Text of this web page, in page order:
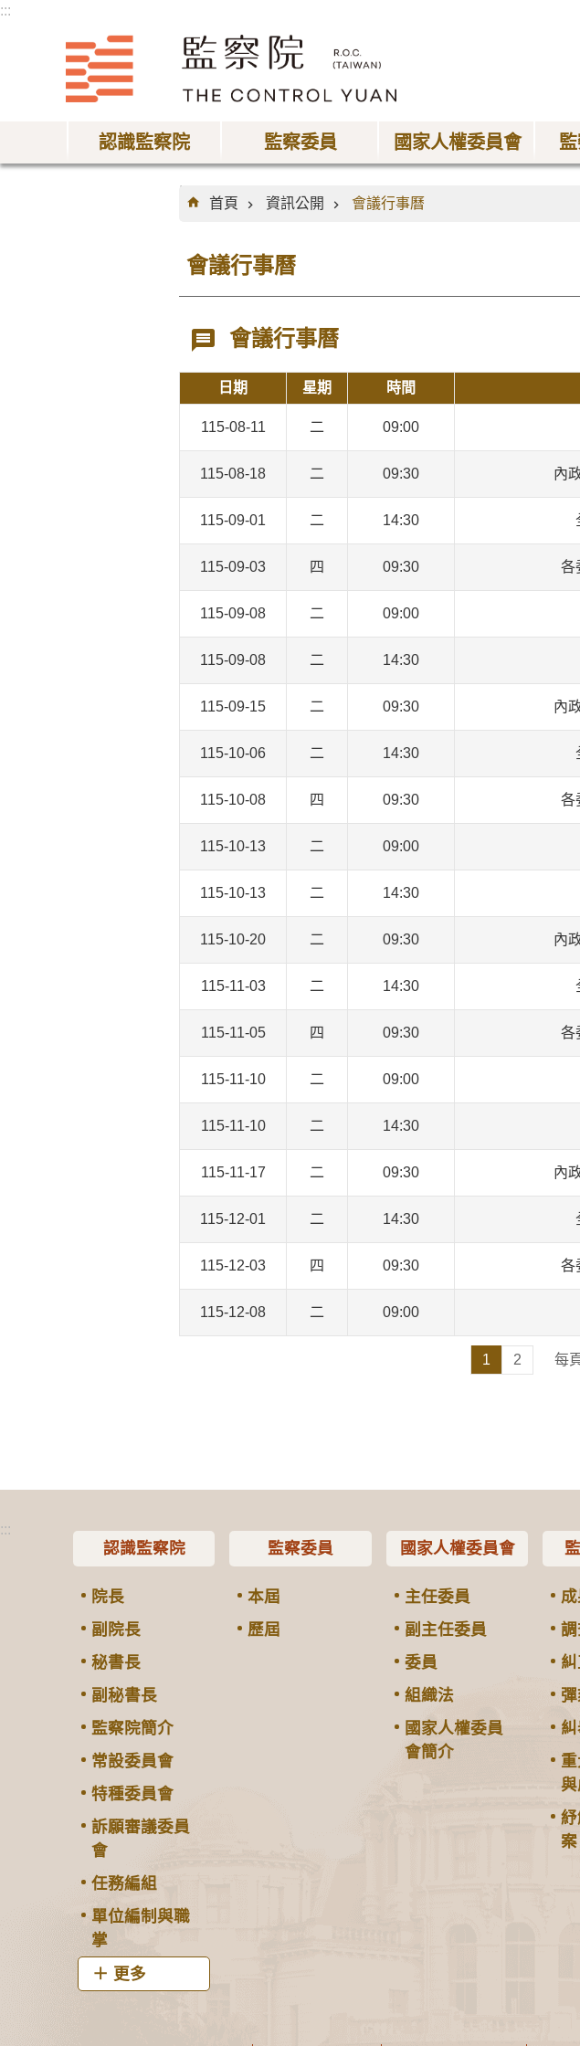
:::
認識監察院 監察委員 國家人權委員會
:::
首頁
資訊公開 會議行事曆
會議行事曆
會議行事曆
日期 星期 時間
115-08-11 二 09:00
115-08-18 二 09:30 內
115-09-01 二 14:30
115-09-03 四 09:30 各
115-09-08 二 09:00
115-09-08 二 14:30
115-09-15 二 09:30 內
115-10-06 二 14:30
115-10-08 四 09:30 各
115-10-13 二 09:00
115-10-13 二 14:30
115-10-20 二 09:30 內
115-11-03 二 14:30
115-11-05 四 09:30 各
115-11-10 二 09:00
115-11-10 二 14:30
115-11-17 二 09:30 內
115-12-01 二 14:30
115-12-03 四 09:30 各
115-12-08 二 09:00
1 2 每
:::
認識監察院
院長
副院長
秘書長
副秘書長
監察院簡介
常設委員會
特種委員會
訴願審議委員
會
任務編組
單位編制與職
掌
更多
監察委員
本屆
歷屆
國家人權委員會
主任委員
副主任委員
委員
組織法
國家人權委員
會簡介
案